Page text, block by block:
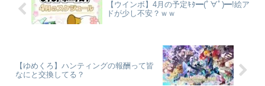
【ウインボ】4月の予定ｷﾀ━(ﾟ∀ﾟ)━!絵ア
ドが少し不安？ｗｗ
【ゆめくろ】ハンティングの報酬って皆
なにと交換してる？